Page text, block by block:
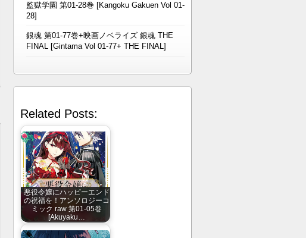
監獄学園 第01-28巻 [Kangoku Gakuen Vol 01-
28]
銀魂 第01-77巻+映画ノベライズ 銀魂 THE
FINAL [Gintama Vol 01-77+ THE FINAL]
Related Posts:
悪役令嬢にハッピーエンド
の祝福を！アンソロジーコ
ミック raw 第01-05巻
[Akuyaku…